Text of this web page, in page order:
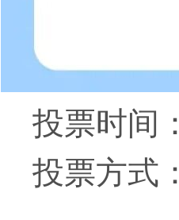
投票时间
投票方式